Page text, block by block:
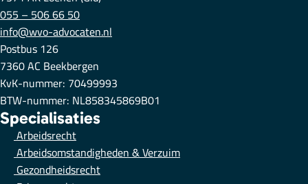
055 – 506 66 50
info@wvo-advocaten.nl
Postbus 126
7360 AC Beekbergen
KvK-nummer: 70499993
BTW-nummer: NL858345869B01
Specialisaties
Arbeidsrecht
Arbeidsomstandigheden & Verzuim
Gezondheidsrecht